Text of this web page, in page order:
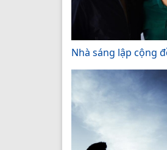
Nhà sáng lập cộng